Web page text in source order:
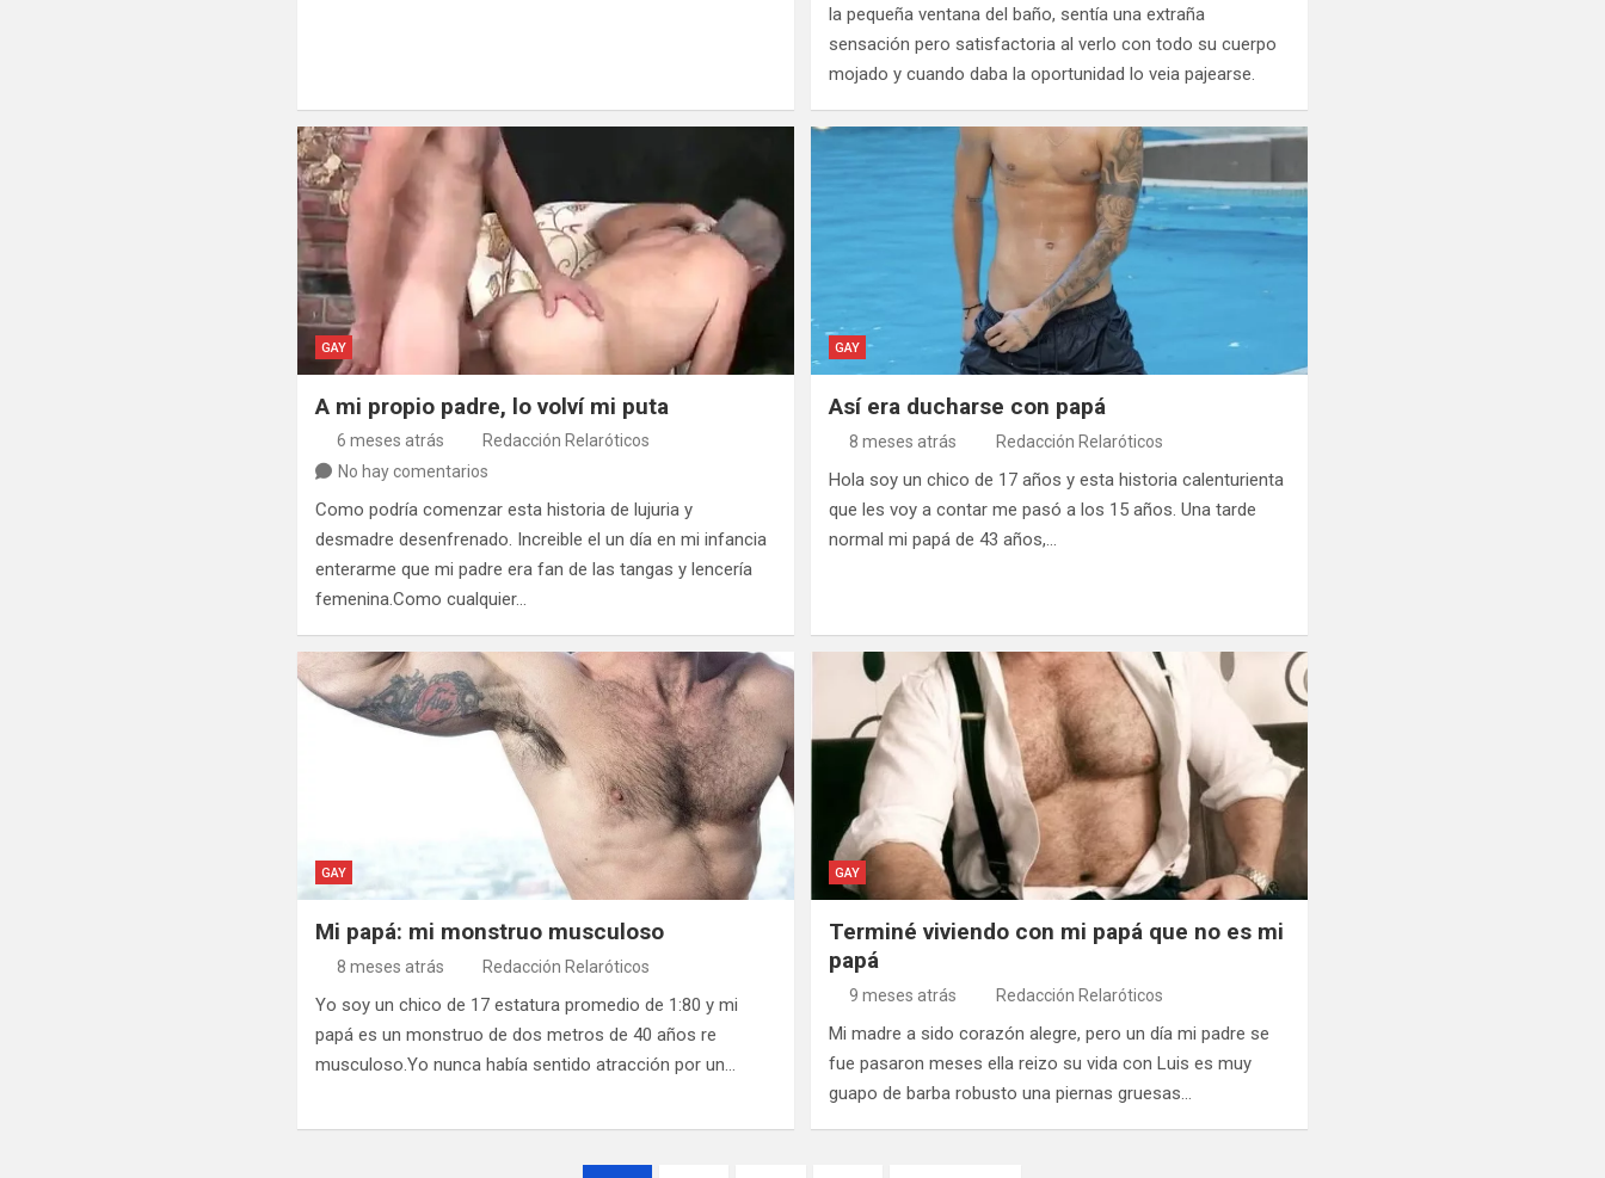
la pequeña ventana del baño, sentía una extraña
sensación pero satisfactoria al verlo con todo su cuerpo
mojado y cuando daba la oportunidad lo veia pajearse.
GAY
A mi propio padre, lo volví mi puta
6 meses atrás
Redacción Relaróticos
No hay comentarios
Como podría comenzar esta historia de lujuria y
desmadre desenfrenado. Increible el un día en mi infancia
enterarme que mi padre era fan de las tangas y lencería
femenina.Como cualquier…
GAY
Así era ducharse con papá
8 meses atrás Redacción Relaróticos
Hola soy un chico de 17 años y esta historia calenturienta
que les voy a contar me pasó a los 15 años. Una tarde
normal mi papá de 43 años,…
GAY
Mi papá: mi monstruo musculoso
8 meses atrás Redacción Relaróticos
Yo soy un chico de 17 estatura promedio de 1:80 y mi
papá es un monstruo de dos metros de 40 años re
musculoso.Yo nunca había sentido atracción por un…
GAY
Terminé viviendo con mi papá que no es mi
papá
9 meses atrás Redacción Relaróticos
Mi madre a sido corazón alegre, pero un día mi padre se
fue pasaron meses ella reizo su vida con Luis es muy
guapo de barba robusto una piernas gruesas…